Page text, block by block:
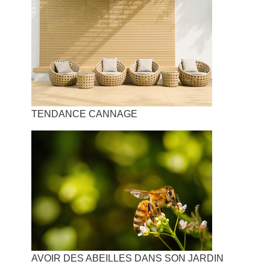
TENDANCE CANNAGE
AVOIR DES ABEILLES DANS SON JARDIN